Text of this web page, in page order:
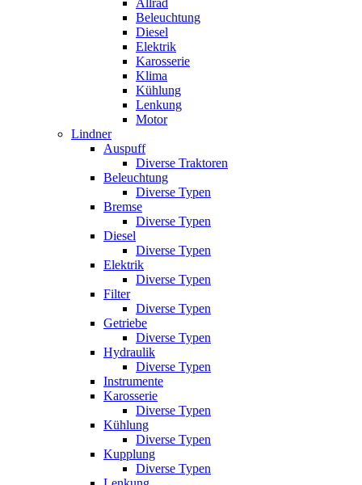
Allrad
Beleuchtung
Diesel
Elektrik
Karosserie
Klima
Kühlung
Lenkung
Motor
Lindner
Auspuff
Diverse Traktoren
Beleuchtung
Diverse Typen
Bremse
Diverse Typen
Diesel
Diverse Typen
Elektrik
Diverse Typen
Filter
Diverse Typen
Getriebe
Diverse Typen
Hydraulik
Diverse Typen
Instrumente
Karosserie
Diverse Typen
Kühlung
Diverse Typen
Kupplung
Diverse Typen